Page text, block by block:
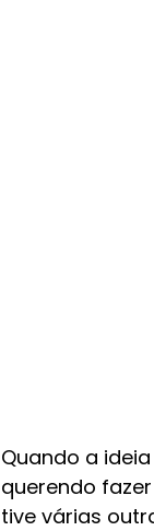
Quando a
querendo
tive várias